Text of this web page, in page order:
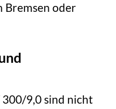
Bremsen oder
300/9,0 sind nicht